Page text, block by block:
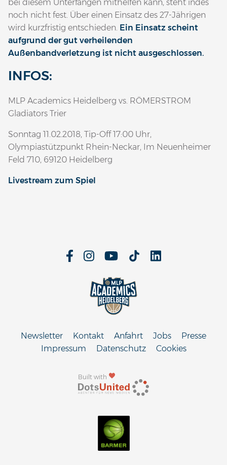
bei diesem Unterfangen mithelfen kann, steht indes
noch nicht fest. Über einen Einsatz des 27-Jährigen
wird kurzfristig entschieden. Ein Einsatz scheint
aufgrund der gut verheilenden
Außenbandverletzung ist nicht ausgeschlossen.
INFOS:
MLP Academics Heidelberg vs. RÖMERSTROM
Gladiators Trier
Sonntag 11.02.2018, Tip-Off 17:00 Uhr,
Olympiastützpunkt Rhein-Neckar, Im Neuenheimer
Feld 710, 69120 Heidelberg
Livestream zum Spiel
Built with
Newsletter Kontakt Anfahrt Jobs
Presse
Impressum
Datenschutz Cookies